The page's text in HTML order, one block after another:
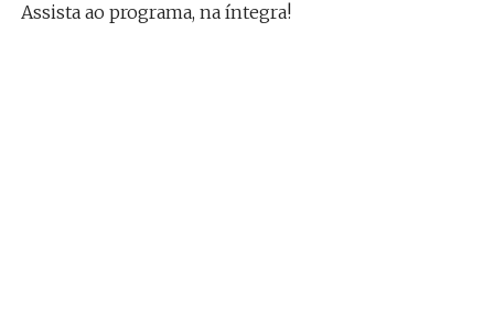
Assista ao programa, na íntegra!